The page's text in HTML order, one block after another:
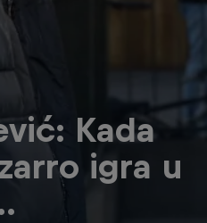
Kada
igra u